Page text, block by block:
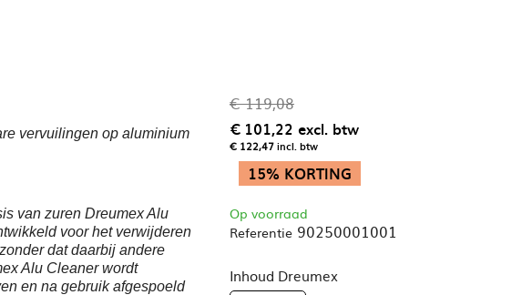
vervuilingen op aluminium
van zurenDreumex Alu
voor het verwijderen
dat daarbij andere
Alu Cleaner wordt
en na gebruik afgespoeld
€ 119,08
€ 101,22 excl. btw
€ 122,47incl. btw
15% KORTING
Op voorraad
Referentie 90250001001
Inhoud Dreumex